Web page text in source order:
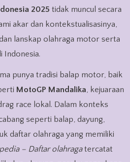
2025 tidak muncul secara
akar dan kontekstualisasinya,
lanskap olahraga motor serta
Indonesia.
punya tradisi balap motor, baik
MotoGP Mandalika, kejuaraan
race lokal. Dalam konteks
seperti balap, dayung,
daftar olahraga yang memiliki
– Daftar olahragatercatat